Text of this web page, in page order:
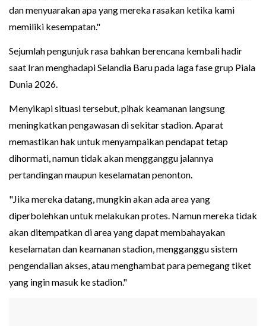
dan menyuarakan apa yang mereka rasakan ketika kami
memiliki kesempatan."
Sejumlah pengunjuk rasa bahkan berencana kembali hadir
saat Iran menghadapi Selandia Baru pada laga fase grup Piala
Dunia 2026.
Menyikapi situasi tersebut, pihak keamanan langsung
meningkatkan pengawasan di sekitar stadion. Aparat
memastikan hak untuk menyampaikan pendapat tetap
dihormati, namun tidak akan mengganggu jalannya
pertandingan maupun keselamatan penonton.
"Jika mereka datang, mungkin akan ada area yang
diperbolehkan untuk melakukan protes. Namun mereka tidak
akan ditempatkan di area yang dapat membahayakan
keselamatan dan keamanan stadion, mengganggu sistem
pengendalian akses, atau menghambat para pemegang tiket
yang ingin masuk ke stadion."